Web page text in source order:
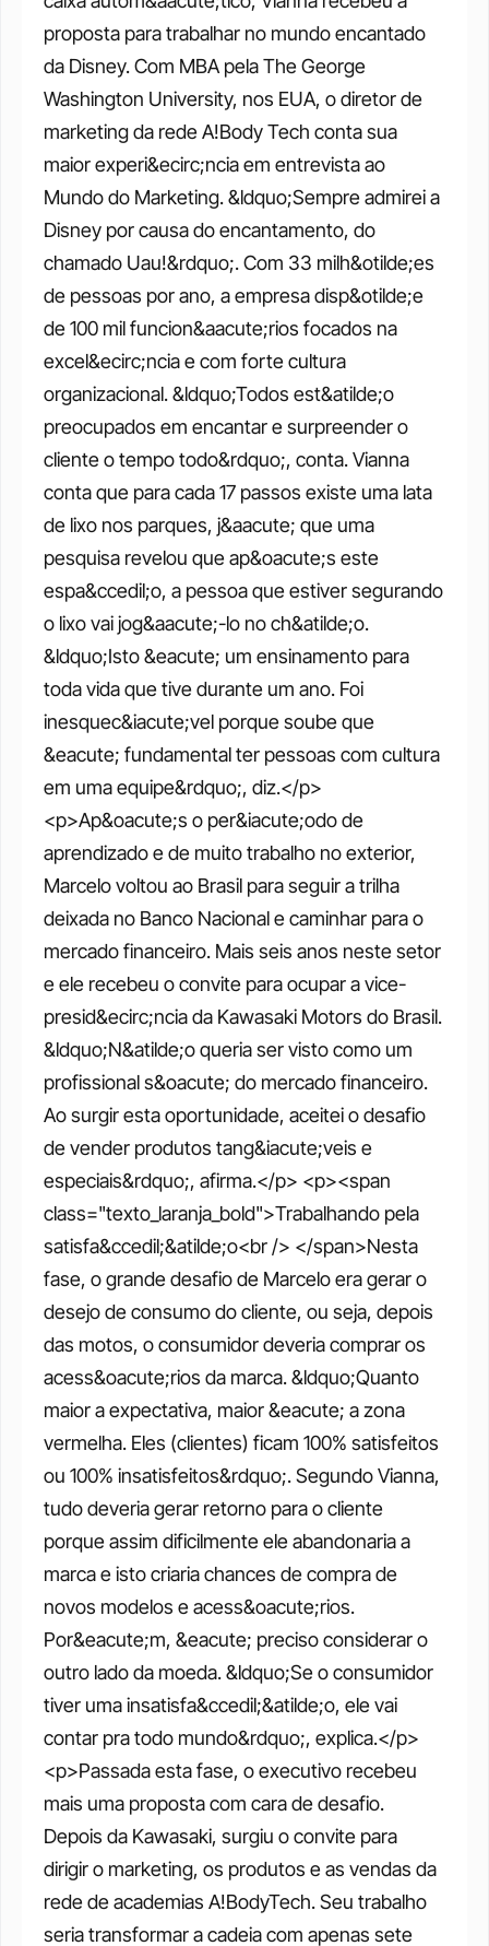
proposta para trabalhar no mundo encantado
da Disney. Com MBA pela The George
Washington University, nos EUA, o diretor de
marketing da rede A!Body Tech conta sua
maior experi&ecirc;ncia em entrevista ao
Mundo do Marketing. &ldquo;Sempre admirei a
Disney por causa do encantamento, do
chamado Uau!&rdquo;. Com 33 milh&otilde;es
de pessoas por ano, a empresa disp&otilde;e
de 100 mil funcion&aacute;rios focados na
excel&ecirc;ncia e com forte cultura
organizacional. &ldquo;Todos est&atilde;o
preocupados em encantar e surpreender o
cliente o tempo todo&rdquo;, conta. Vianna
conta que para cada 17 passos existe uma lata
de lixo nos parques, j&aacute; que uma
pesquisa revelou que ap&oacute;s este
espa&ccedil;o, a pessoa que estiver segurando
o lixo vai jog&aacute;-lo no ch&atilde;o.
&ldquo;Isto &eacute; um ensinamento para
toda vida que tive durante um ano. Foi
inesquec&iacute;vel porque soube que
&eacute; fundamental ter pessoas com cultura
em uma equipe&rdquo;, diz.</p>
<p>Ap&oacute;s o per&iacute;odo de
aprendizado e de muito trabalho no exterior,
Marcelo voltou ao Brasil para seguir a trilha
deixada no Banco Nacional e caminhar para o
mercado financeiro. Mais seis anos neste setor
e ele recebeu o convite para ocupar a vice-
presid&ecirc;ncia da Kawasaki Motors do Brasil.
&ldquo;N&atilde;o queria ser visto como um
profissional s&oacute; do mercado financeiro.
Ao surgir esta oportunidade, aceitei o desafio
de vender produtos tang&iacute;veis e
especiais&rdquo;, afirma.</p> <p><span
class="texto_laranja_bold">Trabalhando pela
satisfa&ccedil;&atilde;o<br /> </span>Nesta
fase, o grande desafio de Marcelo era gerar o
desejo de consumo do cliente, ou seja, depois
das motos, o consumidor deveria comprar os
acess&oacute;rios da marca. &ldquo;Quanto
maior a expectativa, maior &eacute; a zona
vermelha. Eles (clientes) ficam 100% satisfeitos
ou 100% insatisfeitos&rdquo;. Segundo Vianna,
tudo deveria gerar retorno para o cliente
porque assim dificilmente ele abandonaria a
marca e isto criaria chances de compra de
novos modelos e acess&oacute;rios.
Por&eacute;m, &eacute; preciso considerar o
outro lado da moeda. &ldquo;Se o consumidor
tiver uma insatisfa&ccedil;&atilde;o, ele vai
contar pra todo mundo&rdquo;, explica.</p>
<p>Passada esta fase, o executivo recebeu
mais uma proposta com cara de desafio.
Depois da Kawasaki, surgiu o convite para
dirigir o marketing, os produtos e as vendas da
rede de academias A!BodyTech. Seu trabalho
seria transformar a cadeia com apenas sete